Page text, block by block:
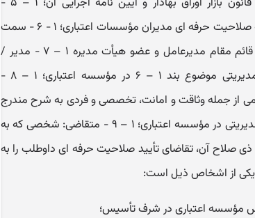
کمیسیون: کمیسیون احراز و لغو تأییدیه صلاحیت حرفه ای مدیران مؤسسات اعتباری؛ ۱ - ۶ - سمت
مدیریتی: شامل سمت های مدیرعامل، قائم مقام مدیرعامل و عضو هیأت مدیره ۱ – ۷ - مدیر /
مدیران: دارنده /دارندگان سمت های مدیریتی موضوع بند ۱ – ۶ در مؤسسه اعتباری؛ ۱ – ۸ -
از جمله وثاقت و امانت، تخصصی و فردی به شرح مندرج
در این مقررات برای تصدی سمت های مدیریتی در مؤسسه اعتباری؛ ۱ – ۹ - متقاضی: شخصی که به
صلاح آن، تقاضای تأیید صلاحیت حرفه ای داوطلب را به
یکی از اشخاص ذیل است: